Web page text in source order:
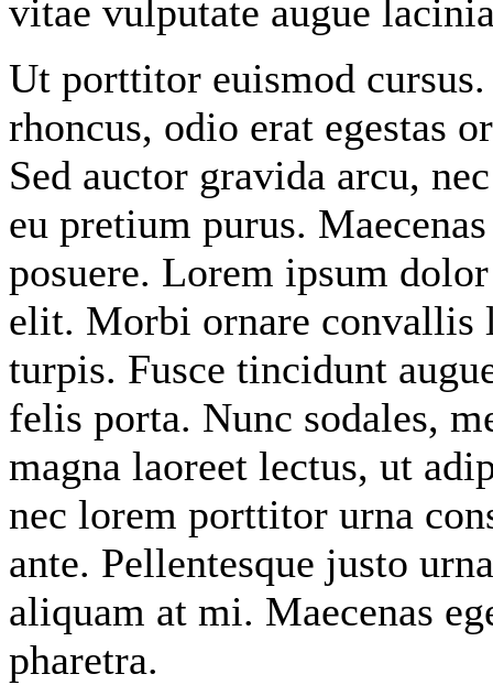
vitae vulputate augue
Ut porttitor euismod
rhoncus, odio erat egestas
Sed auctor gravida arcu,
eu pretium purus.
posuere. Lorem ipsum
elit. Morbi ornare convallis
turpis. Fusce tincidunt
felis porta. Nunc sodales,
magna laoreet lectus, ut
nec lorem porttitor urna
ante. Pellentesque justo
aliquam at mi. Maecenas
pharetra.